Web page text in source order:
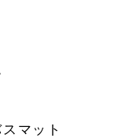
マット